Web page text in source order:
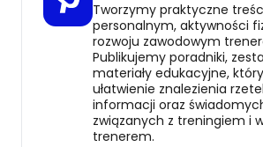
Tworzymy praktyczne
personalnym, aktywności
rozwoju zawodowym
Publikujemy poradniki,
materiały edukacyjne,
ułatwienie znalezienia
informacji oraz
związanych z treningiem i
trenerem.